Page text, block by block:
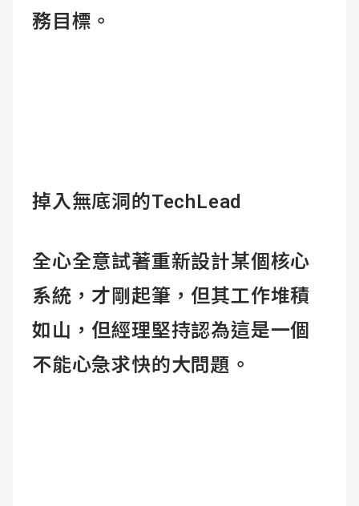
務目標。
掉入無底洞的TechLead
全心全意試著重新設計某個核心
系統，才剛起筆，但其工作堆積
如山，但經理堅持認為這是一個
不能心急求快的大問題。